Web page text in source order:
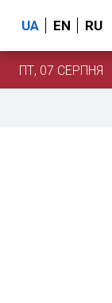
UA EN RU
ПТ, 07 СЕРПНЯ